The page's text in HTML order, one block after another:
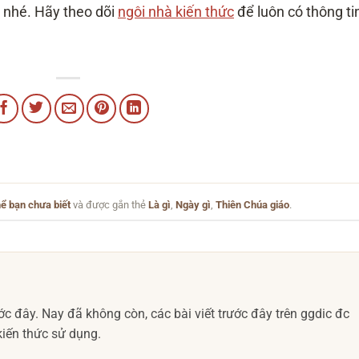
nhé. Hãy theo dõi ngôi nhà kiến thứcđể luôn có thông
bạn chưa biếtvà được gắn thẻ Là gì Ngày gì Thiên Chúa giáo.
đây. Nay đã không còn, các bài viết trước đây trên ggdic đc
thức sử dụng.